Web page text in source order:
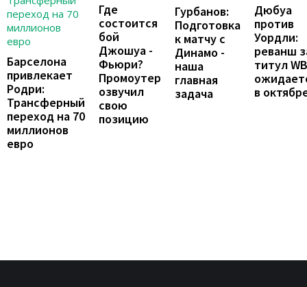
Барселона
привлекает
Родри:
Трансферный
переход на 70
миллионов
евро
Где
состоится
бой
Джошуа -
Фьюри?
Промоутер
озвучил
свою
позицию
Гурбанов:
Подготовка
к матчу с
Динамо -
наша
главная
задача
Дюбуа
против
Уордли:
реванш
титул
в